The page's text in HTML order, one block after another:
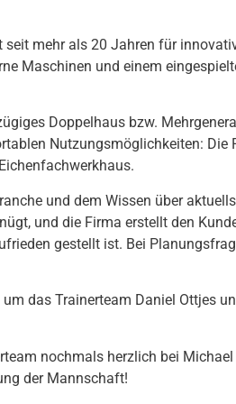
seit mehr als 20 Jahren für
Maschinen und einem
Doppelhaus bzw.
Nutzungsmöglichkeiten:
und dem Wissen über
und die Firma erstellt den
gestellt ist. Bei
das Trainerteam Daniel Ottjes
nochmals herzlich bei
der Mannschaft!